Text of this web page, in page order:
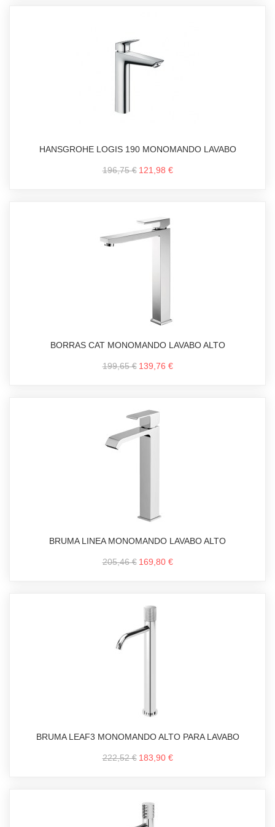
HANSGROHE LOGIS 190 MONOMANDO LAVABO
196,75 € 121,98 €
BORRAS CAT MONOMANDO LAVABO ALTO
199,65 € 139,76 €
BRUMA LINEA MONOMANDO LAVABO ALTO
205,46 € 169,80 €
BRUMA LEAF3 MONOMANDO ALTO PARA LAVABO
222,52 € 183,90 €